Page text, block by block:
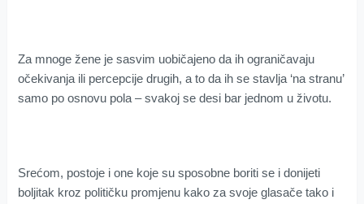
Za mnoge žene je sasvim uobičajeno da ih ograničavaju
očekivanja ili percepcije drugih, a to da ih se stavlja ‘na stranu’
samo po osnovu pola – svakoj se desi bar jednom u životu.
Srećom, postoje i one koje su sposobne boriti se i donijeti
boljitak kroz političku promjenu kako za svoje glasače tako i